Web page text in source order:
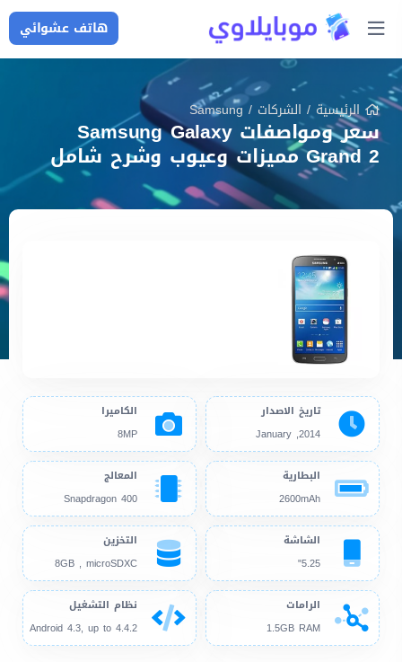
هاتف عشوائي
الرئيسية/ الشركات /
Samsung
سعر ومواصفات Samsung Galaxy
Grand 2 مميزات وعيوب وشرح شامل
تاريخ الاصدار
2014, January
الكاميرا
8MP
البطارية
2600mAh
المعالج
Snapdragon 400
الشاشة
5.25"
التخزين
8GB , microSDXC
الرامات
1.5GB RAM
نظام التشغيل
Android 4.3, up to 4.4.2